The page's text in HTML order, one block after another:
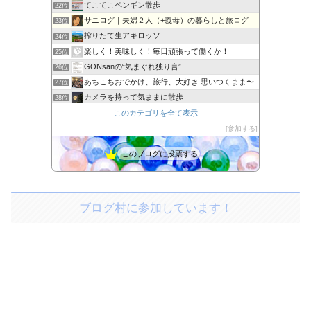
22位 てこてこペンギン散歩
23位 サニログ｜夫婦２人（+義母）の暮らしと旅ログ
24位 搾りたて生アキロッソ
25位 楽しく！美味しく！毎日頑張って働くか！
26位 GONsanの“気まぐれ独り言”
27位 あちこちおでかけ、旅行、大好き 思いつくまま〜
28位 カメラを持って気ままに散歩
このカテゴリを全て表示
参加する
このブログに投票する
ブログ村に参加しています！